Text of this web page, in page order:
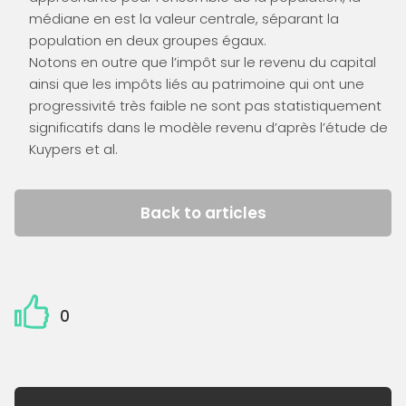
médiane en est la valeur centrale, séparant la
population en deux groupes égaux.
Notons en outre que l’impôt sur le revenu du capital
ainsi que les impôts liés au patrimoine qui ont une
progressivité très faible ne sont pas statistiquement
significatifs dans le modèle revenu d’après l’étude de
Kuypers et al.
Back to articles
0